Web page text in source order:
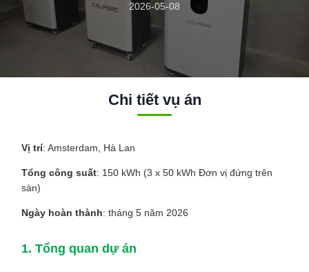
2026-05-08
Chi tiết vụ án
Vị trí: Amsterdam, Hà Lan
Tổng công suất: 150 kWh (3 x 50 kWh Đơn vị đứng trên
sàn)
Ngày hoàn thành: tháng 5 năm 2026
1. Tổng quan dự án